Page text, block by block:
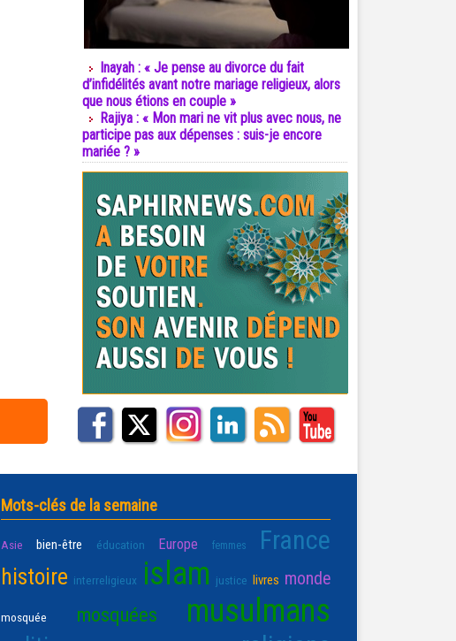
Inayah : « Je pense au divorce du fait
d’infidélités avant notre mariage religieux, alors
que nous étions en couple »
Rajiya : « Mon mari ne vit plus avec nous, ne
participe pas aux dépenses : suis-je encore
mariée ? »
Mots-clés de la semaine
Asie bien-être éducation Europe femmes France
histoire interreligieux islam justice livres monde
mosquée mosquées musulmans